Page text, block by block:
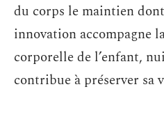
du corps le maintien
innovation accompagne
corporelle de l’enfant,
contribue à préserver sa